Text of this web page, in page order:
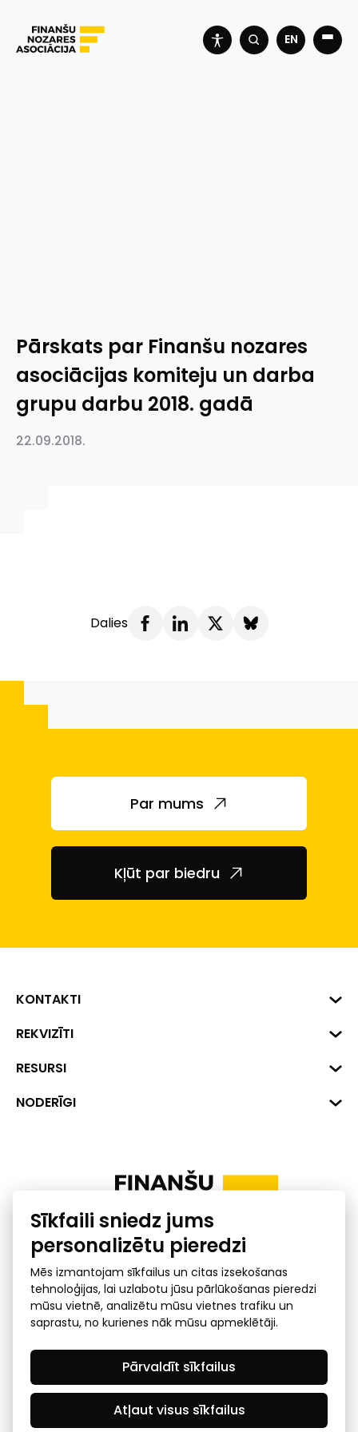
EN
Pārskats par Finanšu nozares
asociācijas komiteju un darba
grupu darbu 2018. gadā
22.09.2018.
Dalies
Par mums
Kļūt par biedru
KONTAKTI
Biznesa centrs "VERDE" Roberta
1045
+371 287 18175
REKVIZĪTI
Reģ. Nr. 40008002175
Banka: SEB Banka
RESURSI
Dati
Uzņēmumu kredītspējas kalkulators
NODERĪGI
Ombuds
Privātuma politika
GDPR subjekta piekļuves
pieprasījums
© 2026 Latvijas Finanšu nozares asociācija - visas tiesības
rezervētas
Sīkfaili sniedz jums
personalizētu pieredzi
Mēs izmantojam sīkfailus un citas izsekošanas
tehnoloģijas, lai uzlabotu jūsu pārlūkošanas pieredzi
mūsu vietnē, analizētu mūsu vietnes trafiku un
saprastu, no kurienes nāk mūsu apmeklētāji.
Atļaut visus sīkfailus
Pārvaldīt sīkfailus